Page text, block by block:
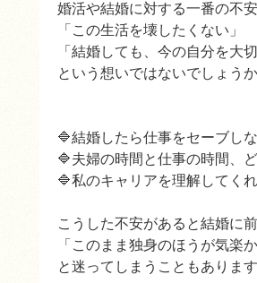
婚活や結婚に対する一番の不
「この生活を壊したくない」
「結婚しても、今の自分を大
という想いではないでしょう
🔷結婚したら仕事をセーブし
🔷夫婦の時間と仕事の時間、
🔷私のキャリアを理解してく
こうした不安があると結婚に
「このまま独身のほうが気楽か
と迷ってしまうこともあります